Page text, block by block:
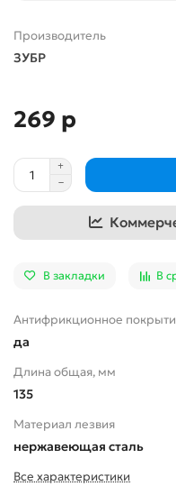
Производитель
ЗУБР
269 р
В закладки В
Антифрикционное
да
Длина общая, мм
135
Материал лезвия
нержавеющая сталь
Все характеристики